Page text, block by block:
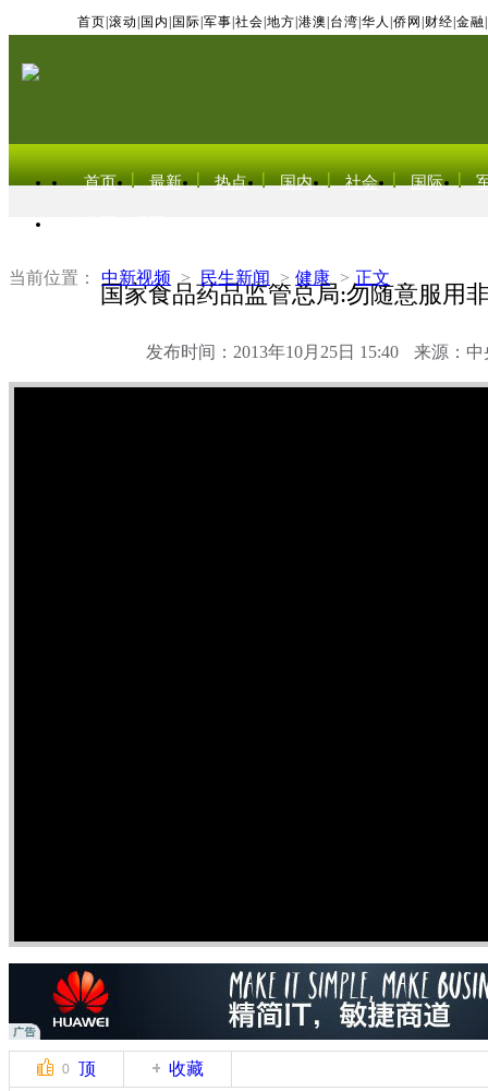
首页 滚动 国内 国际 军事 社会 地方 港澳 台湾 华人 侨网 财经 金融
首页 最新 热点 国内 社会 国际
当前位置： 中新视频 > 民生新闻 > 健康 > 正文
国家食品药品监管总局:勿随意服用
发布时间：2013年10月25日 15:40 来源：中
0 顶 收藏